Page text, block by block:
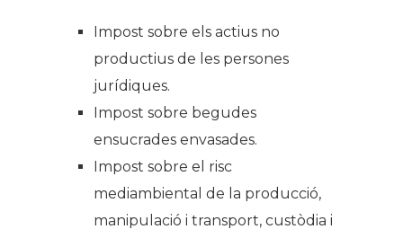
Impost sobre els actius no
productius de les persones
jurídiques.
Impost sobre begudes
ensucrades envasades.
Impost sobre el risc
mediambiental de la producció,
manipulació i transport, custòdia i